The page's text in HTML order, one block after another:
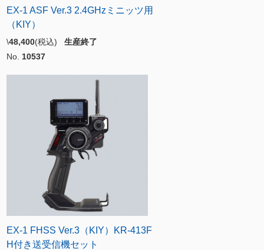
EX-1 ASF Ver.3 2.4GHzミニッツ用
（KIY）
\48,400(税込) 生産終了
No. 10537
EX-1 FHSS Ver.3（KIY）KR-413F
H付き送受信機セット